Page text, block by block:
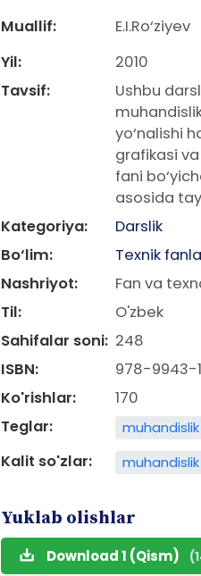
Muallif:
E.I.Ro‘ziyev
Yil:
2010
Tavsif:
Ushbu
yo‘nalishi
grafikasi
fani
asosida
Kategoriya:
Darslik
Bo‘lim:
Texnik
Nashriyot:
Fan va
Til:
O'zbek
Sahifalar soni: 248
ISBN:
978-
Ko'rishlar:
170
Teglar:
muhandislik
Kalit so'zlar: muhandislik
Yuklab olishlar
Download 1 (Qism)